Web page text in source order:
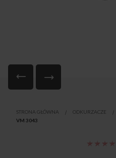
początek
STRONA GŁÓWNA ODKURZACZE
VM 3043